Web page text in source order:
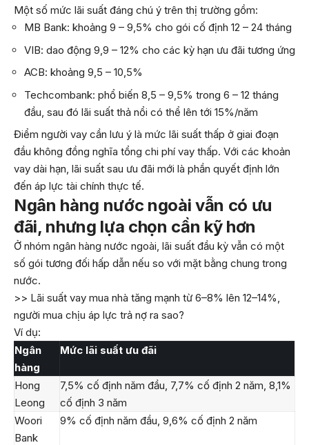
Một số mức lãi suất đáng chú ý trên thị trường gồm:
MB Bank: khoảng 9 – 9,5% cho gói cố định 12 – 24 tháng
VIB: dao động 9,9 – 12% cho các kỳ hạn ưu đãi tương ứng
ACB: khoảng 9,5 – 10,5%
Techcombank: phổ biến 8,5 – 9,5% trong 6 – 12 tháng
đầu, sau đó lãi suất thả nổi có thể lên tới 15%/năm
Điểm người vay cần lưu ý là mức lãi suất thấp ở giai đoạn
đầu không đồng nghĩa tổng chi phí vay thấp. Với các khoản
vay dài hạn, lãi suất sau ưu đãi mới là phần quyết định lớn
đến áp lực tài chính thực tế.
Ngân hàng nước ngoài vẫn có ưu
đãi, nhưng lựa chọn cần kỹ hơn
Ở nhóm ngân hàng nước ngoài, lãi suất đầu kỳ vẫn có một
số gói tương đối hấp dẫn nếu so với mặt bằng chung trong
nước.
>> Lãi suất vay mua nhà tăng mạnh từ 6–8% lên 12–14%,
người mua chịu áp lực trả nợ ra sao?
Ví dụ:
Ngân
hàng
Mức lãi suất ưu đãi
Hong
Leong
7,5% cố định năm đầu, 7,7% cố định 2 năm, 8,1%
cố định 3 năm
Woori
Bank
9% cố định năm đầu, 9,6% cố định 2 năm